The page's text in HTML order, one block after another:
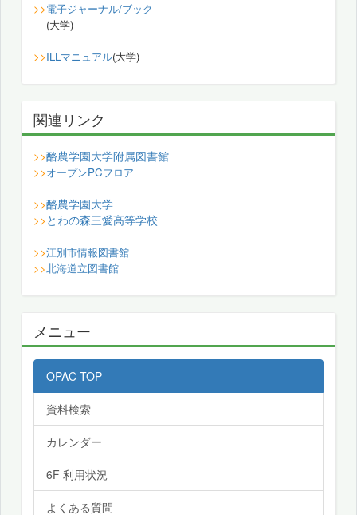
>>電子ジャーナル/ブック
(大学)
>>ILLマニュアル(大学)
関連リンク
>>酪農学園大学附属図書館
>>オープンPCフロア
>>酪農学園大学
>> とわの森三愛高等学校
>>江別市情報図書館
>>北海道立図書館
メニュー
OPAC TOP
資料検索
カレンダー
6F 利用状況
よくある質問